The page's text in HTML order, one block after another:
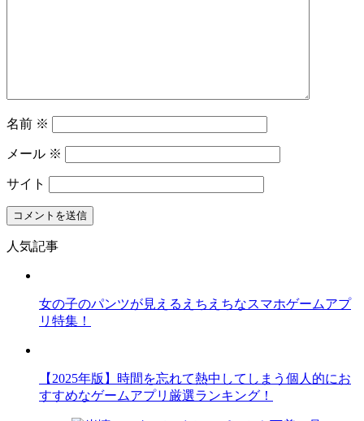
名前 ※
メール ※
サイト
人気記事
女の子のパンツが見えるえちえちなスマホゲームアプ
リ特集！
【2025年版】時間を忘れて熱中してしまう個人的にお
すすめなゲームアプリ厳選ランキング！